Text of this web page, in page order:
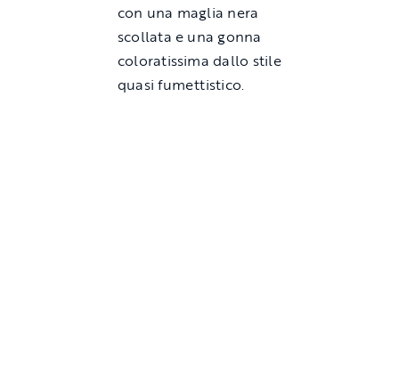
con una maglia nera
scollata e una gonna
coloratissima dallo stile
quasi fumettistico.